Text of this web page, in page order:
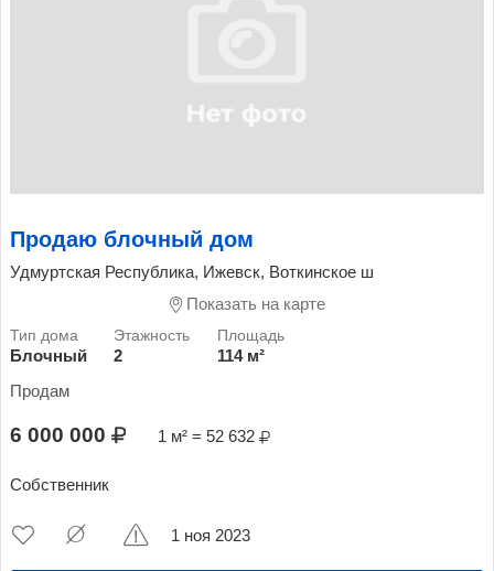
Продаю блочный дом
Удмуртская Республика, Ижевск, Воткинское ш
Показать на карте
Блочный 2
114 м²
Продам
6 000 000 1 м² = 52 632
Собственник
1 ноя 2023